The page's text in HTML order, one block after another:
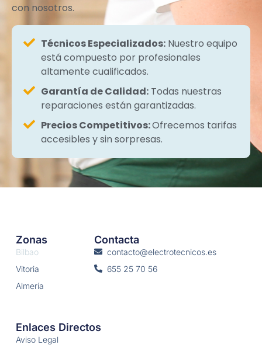
con nosotros.
Técnicos Especializados: Nuestro equipo
está compuesto por profesionales
altamente cualificados.
Garantía de Calidad: Todas nuestras
reparaciones están garantizadas.
Precios Competitivos:Ofrecemos tarifas
accesibles y sin sorpresas.
Zonas
Bilbao
Vitoria
Almería
Contacta
contacto@electrotecnicos.es
655 25 70 56
Enlaces Directos
Aviso Legal